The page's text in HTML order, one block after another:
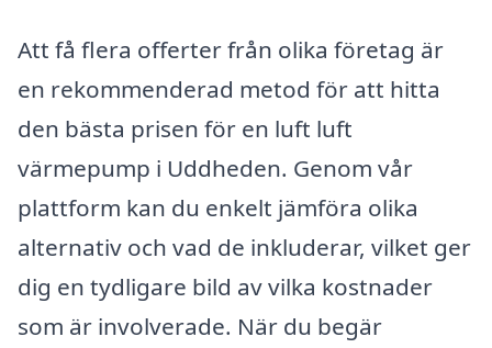
Att få flera offerter från olika företag är
en rekommenderad metod för att hitta
den bästa prisen för en luft luft
värmepump i Uddheden. Genom vår
plattform kan du enkelt jämföra olika
alternativ och vad de inkluderar, vilket ger
dig en tydligare bild av vilka kostnader
som är involverade. När du begär